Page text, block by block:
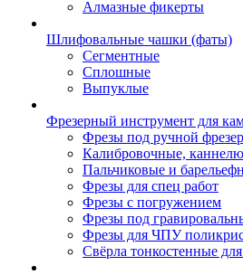
Алмазные фикерты
Шлифовальные чашки (фаты)
Сегментные
Сплошные
Выпуклые
Фрезерный инструмент для
Фрезы под ручной
Калибровочные,
Пальчиковые и
Фрезы для спец работ
Фрезы с погружением
Фрезы под
Фрезы для ЧПУ
Свёрла тонкостенные